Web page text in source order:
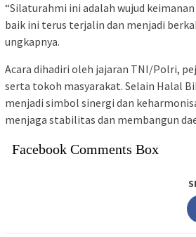
“Silaturahmi ini adalah wujud
baik ini terus terjalin dan menjadi
ungkapnya.
Acara dihadiri oleh jajaran TNI/Polri,
serta tokoh masyarakat. Selain Halal
menjadi simbol sinergi dan
menjaga stabilitas dan membangun
Facebook Comments Box